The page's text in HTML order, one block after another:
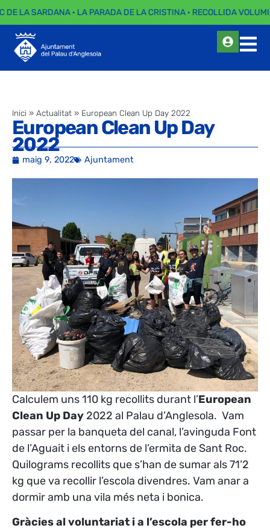
DE LA SARDANA · LA PARADA DE LA CRISTINA · RECOLLIDA
Inici » Actualitat » European Clean Up Day 2022
European Clean Up Day
2022
maig 9, 2022 Ajuntament
Calculem uns 110 kg recollits durant l’European
Clean Up Day 2022 al Palau d’Anglesola. Vam
passar per la banqueta del canal, l’avinguda Font
de l’Aguait i els entorns de l’ermita de Sant Roc.
Quilograms recollits que s’han de sumar als 71’2
kg que va recollir l’escola divendres. Vam anar a
dormir amb una vila més neta i bonica.
Gràcies al voluntariat i a l’escola per fer-ho